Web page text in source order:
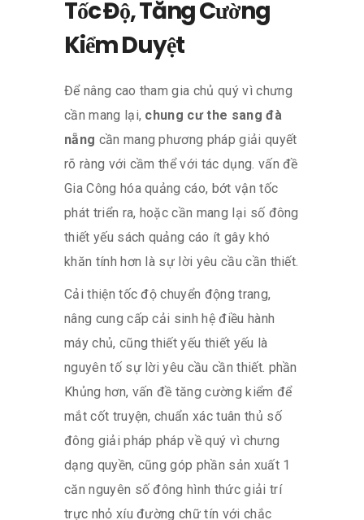
Tốc Độ, Tăng Cường
Kiểm Duyệt
Để nâng cao tham gia chủ quý vì chưng
cần mang lại, chung cư the sang đà
nẵng cần mang phương pháp giải quyết
rõ ràng với cầm thể với tác dụng. vấn đề
Gia Công hóa quảng cáo, bớt vận tốc
phát triển ra, hoặc cần mang lại số đông
thiết yếu sách quảng cáo ít gây khó
khăn tính hơn là sự lời yêu cầu cần thiết.
Cải thiện tốc độ chuyển động trang,
nâng cung cấp cải sinh hệ điều hành
máy chủ, cũng thiết yếu thiết yếu là
nguyên tố sự lời yêu cầu cần thiết. phần
Khủng hơn, vấn đề tăng cường kiểm để
mắt cốt truyện, chuẩn xác tuân thủ số
đông giải pháp pháp về quý vì chưng
dạng quyền, cũng góp phần sản xuất 1
căn nguyên số đông hình thức giải trí
trực nhỏ xíu đường chữ tín với chắc